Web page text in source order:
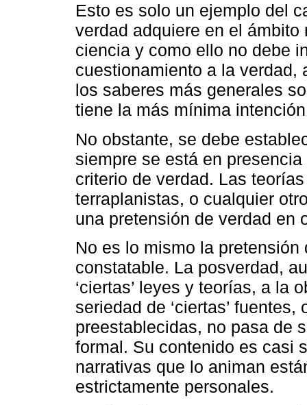
Esto es solo un ejemplo del
verdad adquiere en el
ciencia y como ello no debe
cuestionamiento a la verdad,
los saberes más generales
tiene la más mínima
No obstante, se debe
siempre se está en
criterio de verdad. Las
terraplanistas, o cualquier
una pretensión de verdad en
No es lo mismo la
constatable. La posverdad,
‘ciertas’ leyes y teorías, a la
seriedad de ‘ciertas’
preestablecidas, no pasa de
formal. Su contenido es casi
narrativas que lo animan
estrictamente personales.